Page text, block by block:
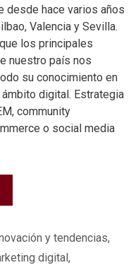
desde hace varios años
Valencia y Sevilla.
los principales
nuestro país nos
su conocimiento en
digital. Estrategia
community
o social media
y tendencias,
digital,